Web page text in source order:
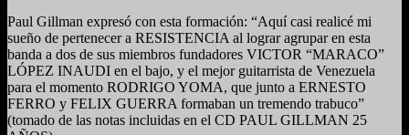
Paul Gillman expresó con esta formación: “Aquí casi realicé mi
sueño de pertenecer a RESISTENCIA al lograr agrupar en esta
banda a dos de sus miembros fundadores VICTOR “MARACO”
LÓPEZ INAUDI en el bajo, y el mejor guitarrista de Venezuela
para el momento RODRIGO YOMA, que junto a ERNESTO
FERRO y FELIX GUERRA formaban un tremendo trabuco”
(tomado de las notas incluidas en el CD PAUL GILLMAN 25